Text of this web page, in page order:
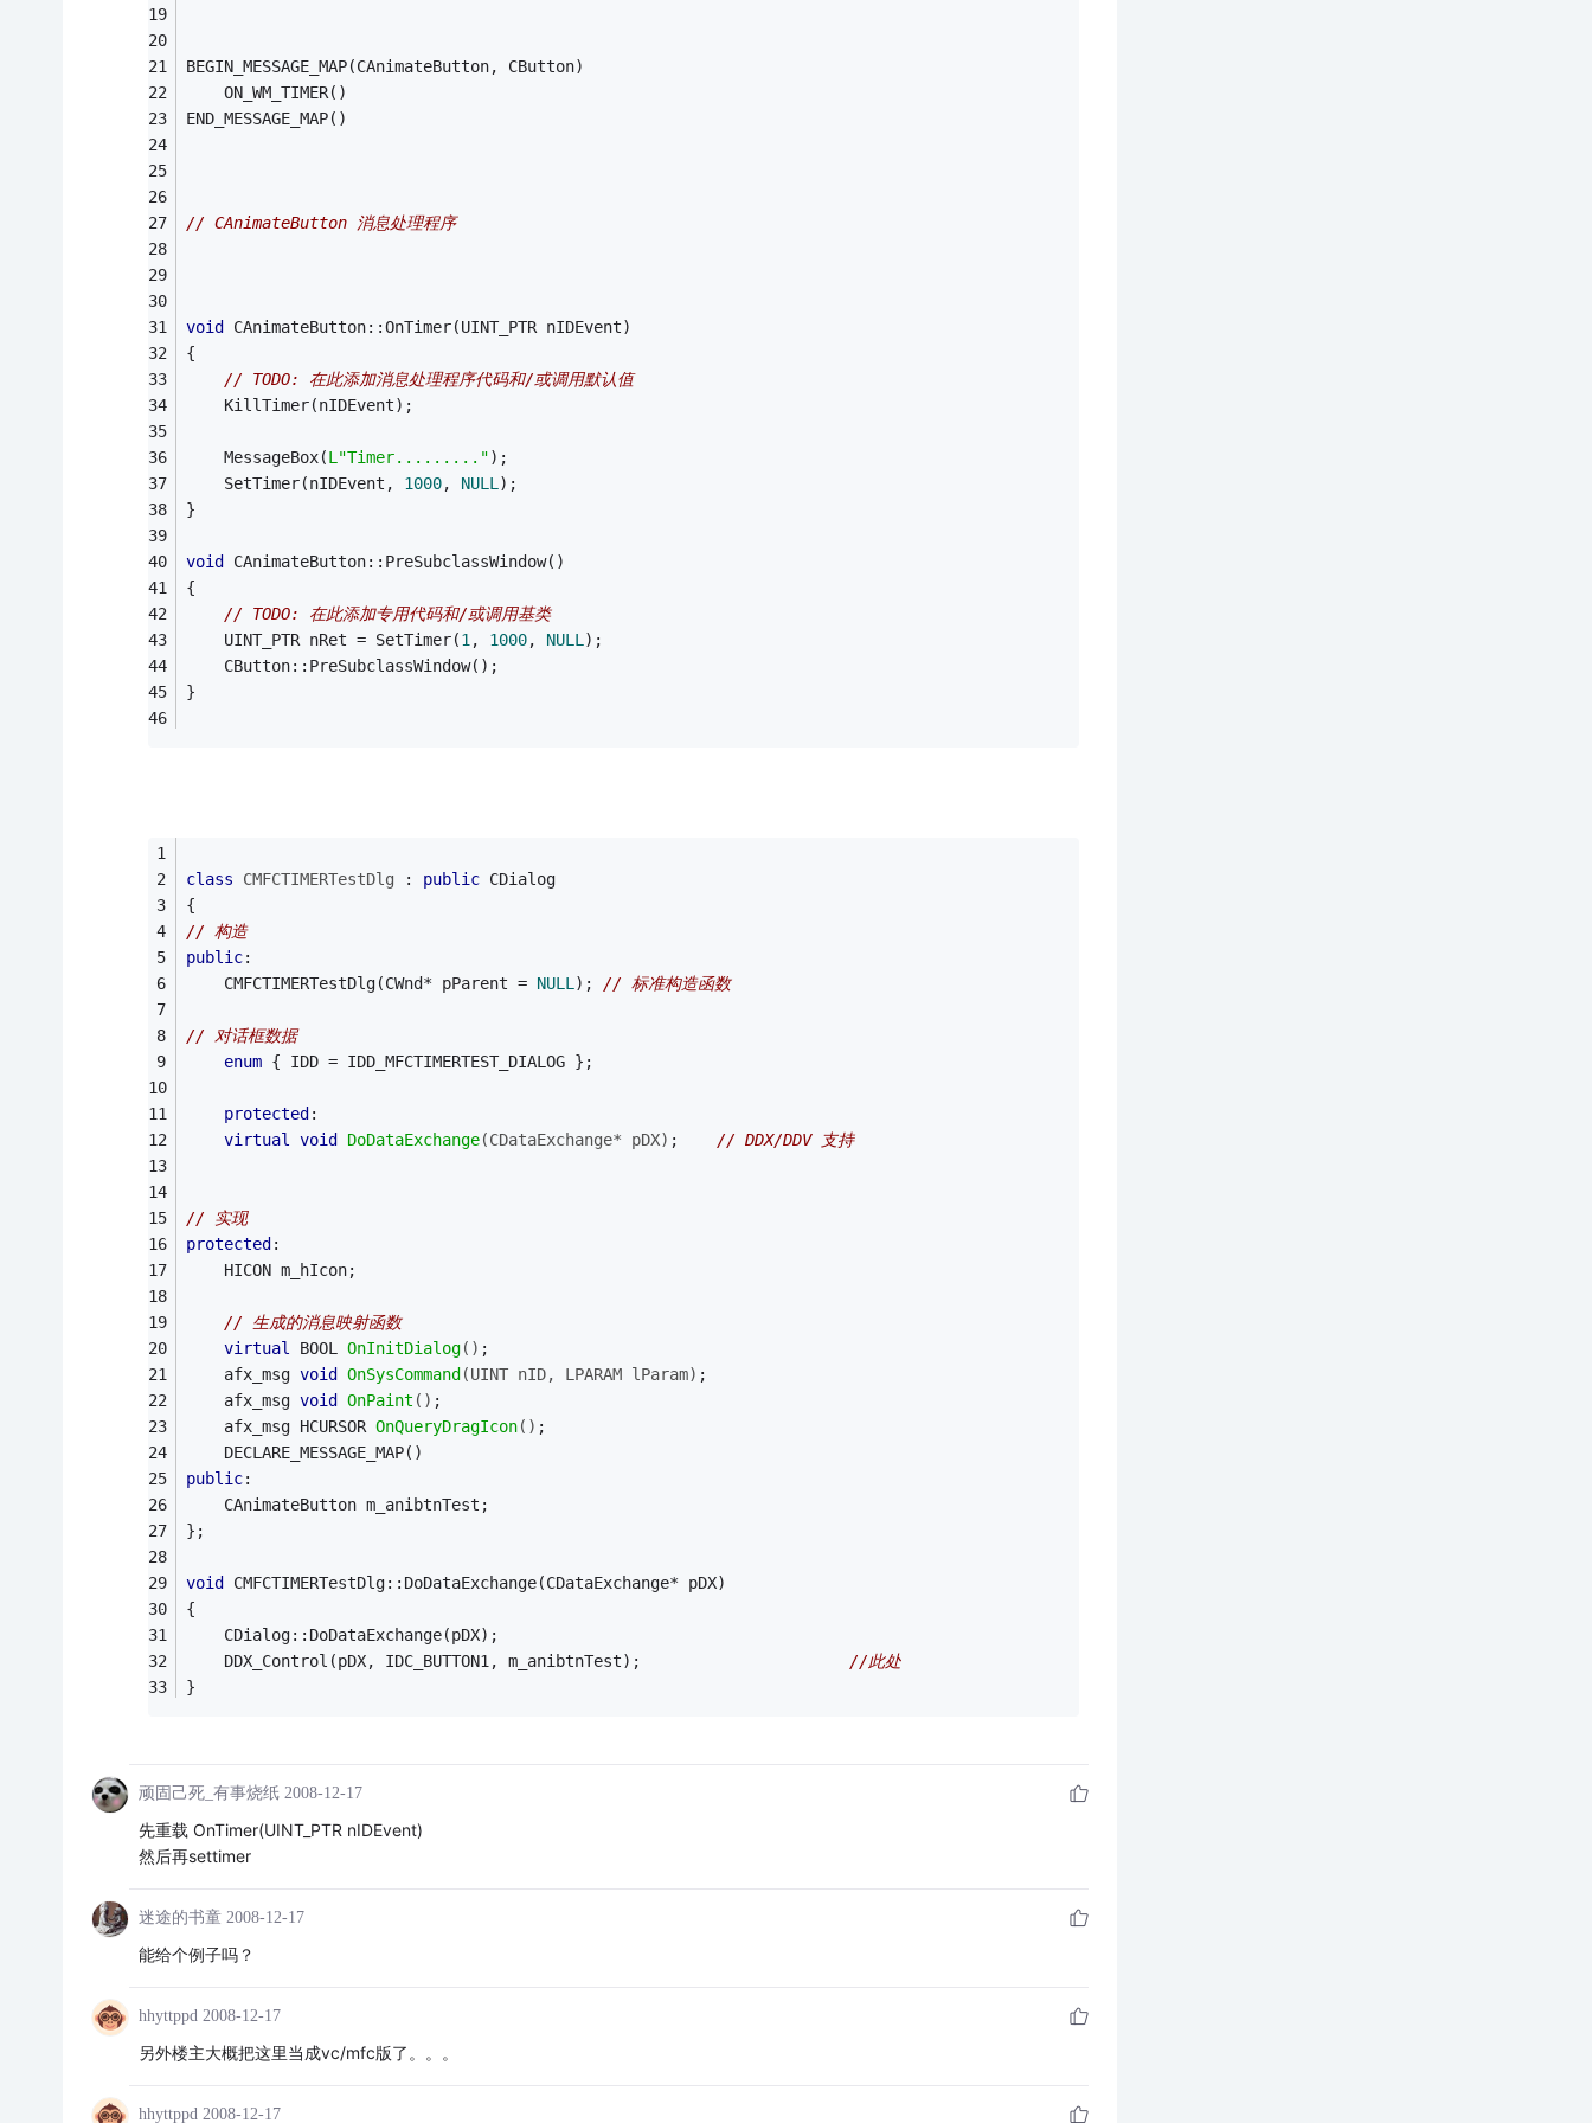
BEGIN_MESSAGE_MAP(CAnimateButton, CButton)
	ON_WM_TIMER()
END_MESSAGE_MAP()
// CAnimateButton 消息处理程序
void CAnimateButton::OnTimer(UINT_PTR nIDEvent)
{
// TODO: 在此添加消息处理程序代码和/或调用默认值
	KillTimer(nIDEvent);
	MessageBox(
L"Timer.........");
	SetTimer(nIDEvent,
1000, NULL );
}
void CAnimateButton::PreSubclassWindow()
{
// TODO: 在此添加专用代码和/或调用基类
	UINT_PTR nRet = SetTimer(
1 , 1000, NULL );
	CButton::PreSubclassWindow();
}
class CMFCTIMERTestDlg : public CDialog
{
// 构造
public:
	CMFCTIMERTestDlg(CWnd* pParent =
NULL // 标准构造函数
// 对话框数据
enum { IDD = IDD_MFCTIMERTEST_DIALOG };
protected :
virtual
void DoDataExchange(CDataExchange* pDX) // DDX/DDV 支持
// 实现
protected :
	HICON m_hIcon;
// 生成的消息映射函数
virtual
BOOL OnInitDialog() ;
afx_msg void OnSysCommand (UINT nID, LPARAM lParam) ;
afx_msg void OnPaint () ;
afx_msg HCURSOR OnQueryDragIcon() ;
	DECLARE_MESSAGE_MAP()
public:
	CAnimateButton m_anibtnTest;
};
void CMFCTIMERTestDlg::DoDataExchange(CDataExchange* pDX)
{
	CDialog::DoDataExchange(pDX);
	DDX_Control(pDX, IDC_BUTTON1, m_anibtnTest);
//此处
}
顽固己死_有事烧纸 2008-12-17
先重载 OnTimer(UINT_PTR nIDEvent)
然后再settimer
迷途的书童 2008-12-17
能给个例子吗？
hhyttppd 2008-12-17
另外楼主大概把这里当成vc/mfc版了。。。
hhyttppd 2008-12-17